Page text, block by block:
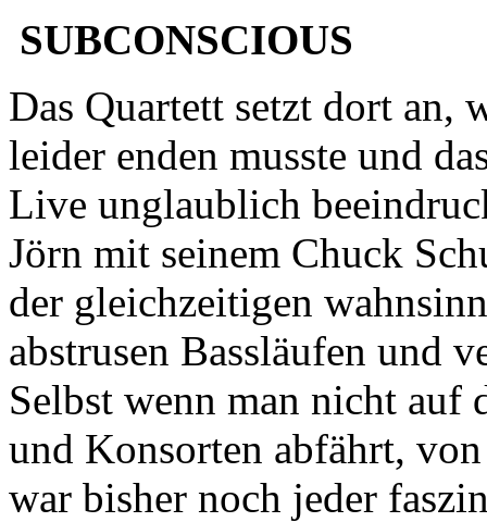
SUBCONSCIOUS
Das Quartett setzt dort an,
leider enden musste und
Live unglaublich
Jörn mit seinem Chuck
der gleichzeitigen
abstrusen Bassläufen und
Selbst wenn man nicht auf
und Konsorten abfährt,
war bisher noch jeder